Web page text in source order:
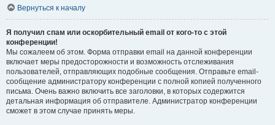
Вернуться к началу
Я получил спам или оскорбительный email от кого-то с этой
конференции!
Мы сожалеем об этом. Форма отправки email на данной конференции
включает меры предосторожности и возможность отслеживания
пользователей, отправляющих подобные сообщения. Отправьте email-
сообщение администратору конференции с полной копией полученного
письма. Очень важно включить все заголовки, в которых содержится
детальная информация об отправителе. Администратор конференции
сможет в этом случае принять меры.